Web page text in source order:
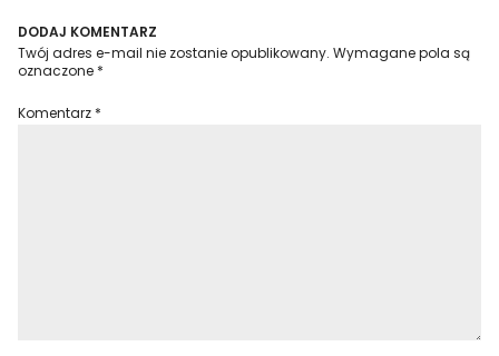
Dom na kółkach
DODAJ KOMENTARZ
Twój adres e-mail nie zostanie opublikowany. Wymagane pola są
oznaczone *
Komentarz *